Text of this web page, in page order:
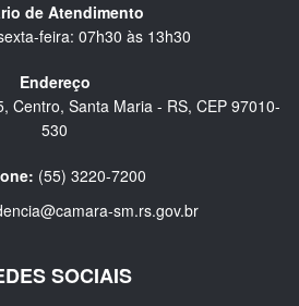
de Atendimento
feira: 07h30 às 13h30
Endereço
Centro, Santa Maria - RS, CEP 97010-
530
(55) 3220-7200
sm.rs.gov.br
SOCIAIS